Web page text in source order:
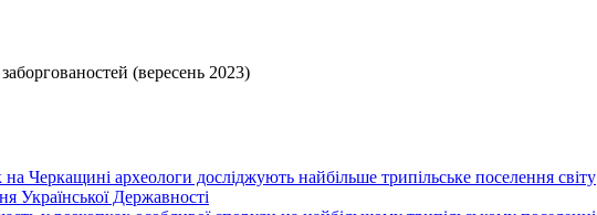
(вересень 2023)
Черкащині археологи досліджують найбільше трипільське поселення світу
Державності